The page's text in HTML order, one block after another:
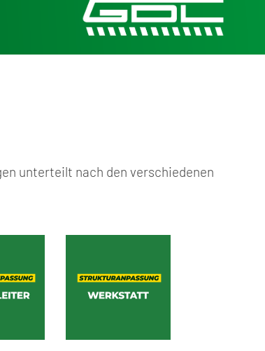
unterteilt nach den verschiedenen